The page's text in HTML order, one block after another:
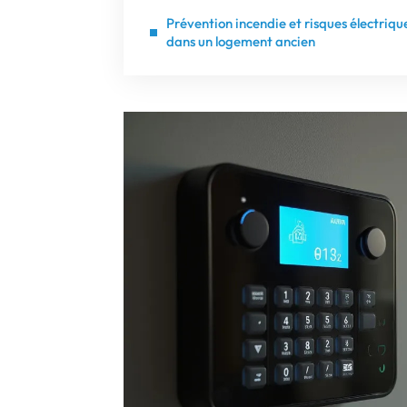
Prévention incendie et risques
dans un logement ancien